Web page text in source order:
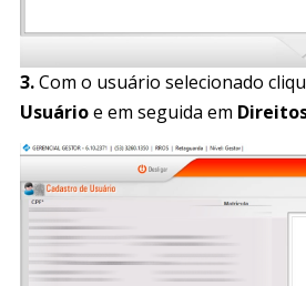
3.Com o usuário selecionado
Usuárioe em seguida em